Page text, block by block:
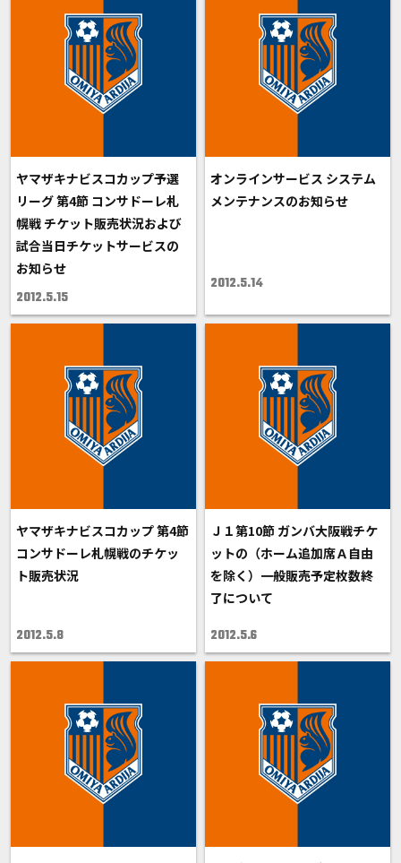
ヤマザキナビスコカップ予選
リーグ 第4節 コンサドーレ札
幌戦 チケット販売状況および
試合当日チケットサービスの
お知らせ
2012.5.15
オンラインサービス システム
メンテナンスのお知らせ
2012.5.14
ヤマザキナビスコカップ 第4節
コンサドーレ札幌戦のチケッ
ト販売状況
2012.5.8
Ｊ１第10節 ガンバ大阪戦チケ
ットの（ホーム追加席Ａ自由
を除く）一般販売予定枚数終
了について
2012.5.6